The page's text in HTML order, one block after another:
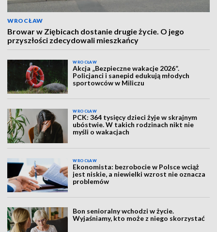
WROCŁAW
Browar w Ziębicach dostanie drugie życie. O jego
przyszłości zdecydowali mieszkańcy
WROCŁAW
Akcja „Bezpieczne wakacje 2026”.
Policjanci i sanepid edukują młodych
sportowców w Miliczu
WROCŁAW
PCK: 364 tysięcy dzieci żyje w skrajnym
ubóstwie. W takich rodzinach nikt nie
myśli o wakacjach
WROCŁAW
Ekonomista: bezrobocie w Polsce wciąż
jest niskie, a niewielki wzrost nie oznacza
problemów
Bon senioralny wchodzi w życie.
Wyjaśniamy, kto może z niego skorzystać